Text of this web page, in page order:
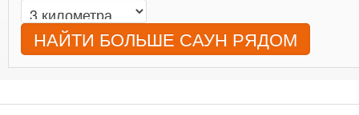
НАЙТИ БОЛЬШЕ САУН РЯДОМ